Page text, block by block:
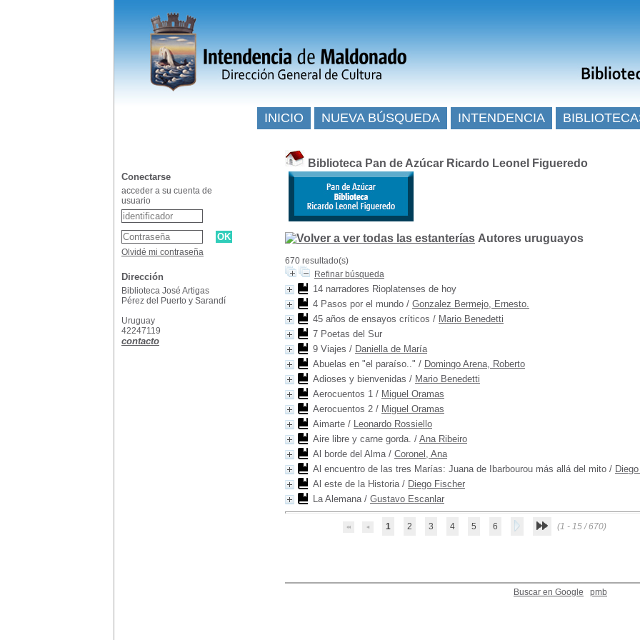
Biblioteca Pan de Azúcar Ricardo Leonel Figueredo
Autores uruguayos
670 resultado(s)
Refinar búsqueda
14 narradores Rioplatenses de hoy
4 Pasos por el mundo / Gonzalez Bermejo, Ernesto.
45 años de ensayos críticos / Mario Benedetti
7 Poetas del Sur
9 Viajes / Daniella de María
Abuelas en "el paraíso.." / Domingo Arena, Roberto
Adioses y bienvenidas / Mario Benedetti
Aerocuentos 1 / Miguel Oramas
Aerocuentos 2 / Miguel Oramas
Aimarte / Leonardo Rossiello
Aire libre y carne gorda. / Ana Ribeiro
Al borde del Alma/ Coronel, Ana
Al encuentro de las tres Marías: Juana de Ibarbourou más allá del mito /
Al este de la Historia/ Diego Fischer
La Alemana/ Gustavo Escanlar
1 2 3 4 5 6 (1 - 15 / 670)
Buscar en Google pmb
INICIO NUEVA BÚSQUEDA INTENDENCIA
Conectarse
acceder a su cuenta de
usuario
Olvidé mi contraseña
Dirección
Biblioteca José Artigas
Pérez del Puerto y Sarandí
Uruguay
42247119
contacto